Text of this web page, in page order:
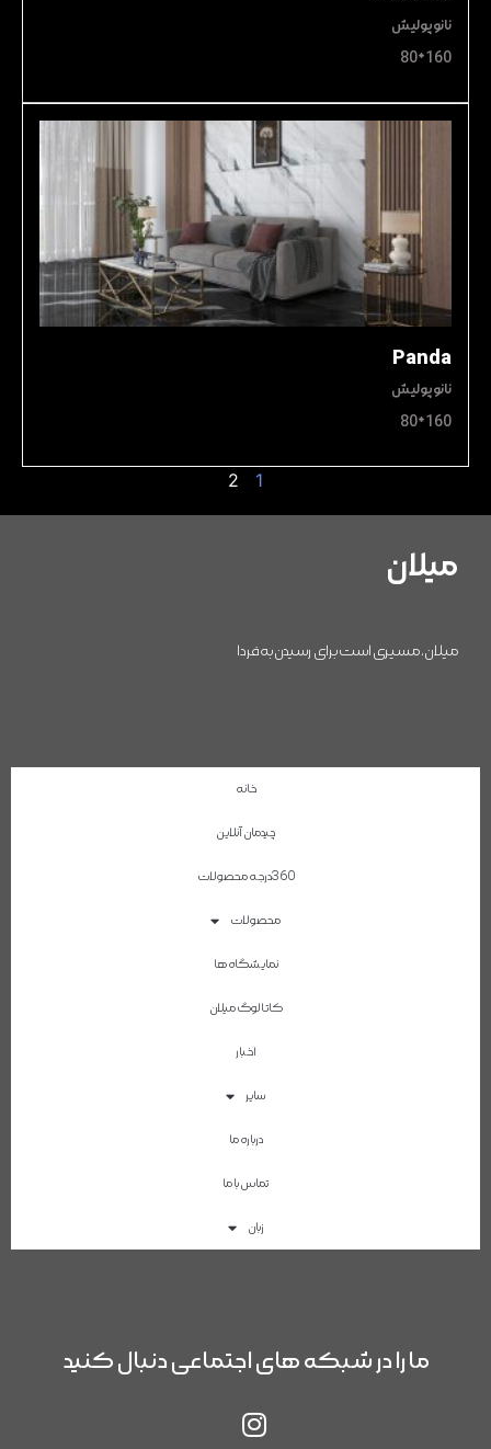
نانوپولیش
160*80
Panda
نانوپولیش
160*80
1
2
میلان
میلان، مسیری است برای رسیدن به فردا
خانه
چیدمان آنلاین
360درجه محصولات
محصولات
نمایشگاه ها
کاتالوگ میلان
اخبار
سایر
درباره ما
تماس با ما
زبان
ما را در شبکه های اجتماعی دنبال کنید